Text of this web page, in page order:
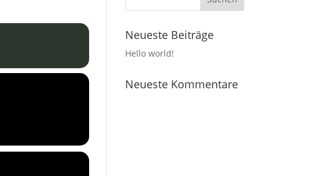
Neueste Beiträge
Hello world!
Neueste Kommentare